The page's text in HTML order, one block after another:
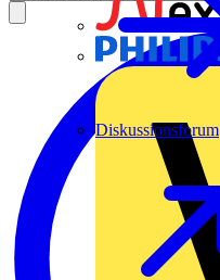
Diskussionsforum